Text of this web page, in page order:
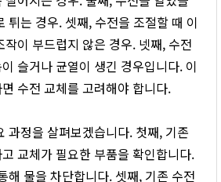
튀는 경우. 셋째, 수전을 조절할 때 이
이 부드럽지 않은 경우. 넷째, 수전
슬거나 균열이 생긴 경우입니다. 이
수전 교체를 고려해야 합니다.
과정을 살펴보겠습니다. 첫째, 기존
교체가 필요한 부품을 확인합니다.
해 물을 차단합니다. 셋째, 기존 수전